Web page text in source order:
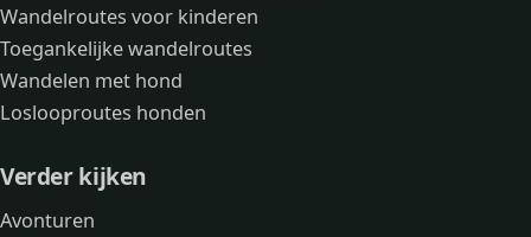
Wandelroutes voor kinderen
Toegankelijke wandelroutes
Wandelen met hond
Loslooproutes honden
Verder kijken
Avonturen